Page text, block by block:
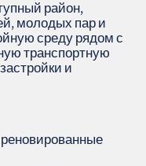
район,
молодых пар и
среду рядом с
транспортную
и